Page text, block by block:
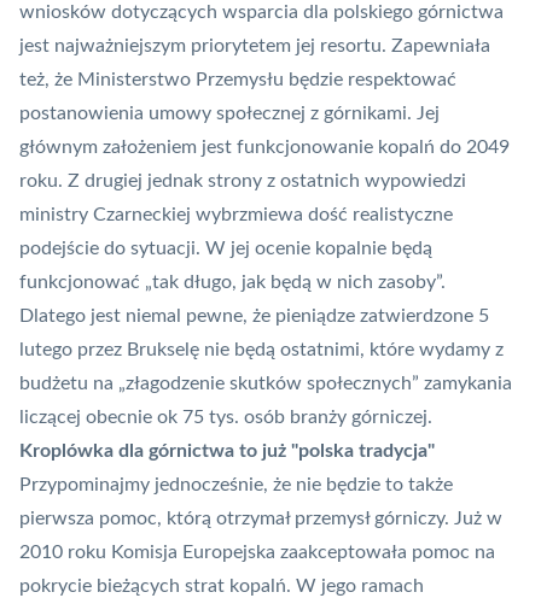
wniosków dotyczących wsparcia dla polskiego górnictwa
jest najważniejszym priorytetem jej resortu. Zapewniała
też, że Ministerstwo Przemysłu będzie respektować
postanowienia umowy społecznej z górnikami. Jej
głównym założeniem jest funkcjonowanie kopalń do 2049
roku. Z drugiej jednak strony z ostatnich wypowiedzi
ministry Czarneckiej wybrzmiewa dość realistyczne
podejście do sytuacji. W jej ocenie kopalnie będą
funkcjonować „tak długo, jak będą w nich zasoby”.
Dlatego jest niemal pewne, że pieniądze zatwierdzone 5
lutego przez Brukselę nie będą ostatnimi, które wydamy z
budżetu na „złagodzenie skutków społecznych” zamykania
liczącej obecnie ok 75 tys. osób branży górniczej.
Kroplówka dla górnictwa to już "polska tradycja"
Przypominajmy jednocześnie, że nie będzie to także
pierwsza pomoc, którą otrzymał przemysł górniczy. Już w
2010 roku Komisja Europejska zaakceptowała pomoc na
pokrycie bieżących strat kopalń. W jego ramach